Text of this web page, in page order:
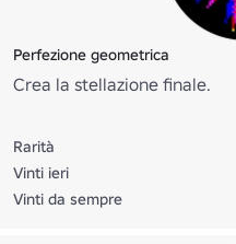
Perfezione geometrica
Crea la stellazione finale.
Rarità
Vinti ieri
Vinti da sempre